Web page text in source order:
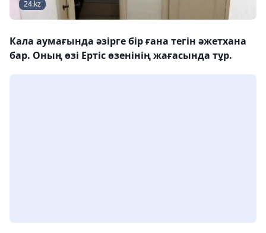
24.kz
Кала аумағында әзірге бір ғана тегін әжетхана
бар. Оның өзі Ертіс өзенінің жағасында тұр.